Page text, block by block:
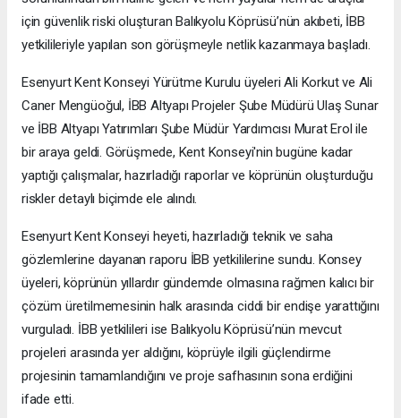
için güvenlik riski oluşturan Balıkyolu Köprüsü’nün akıbeti, İBB
yetkilileriyle yapılan son görüşmeyle netlik kazanmaya başladı.
Esenyurt Kent Konseyi Yürütme Kurulu üyeleri Ali Korkut ve Ali
Caner Mengüoğul, İBB Altyapı Projeler Şube Müdürü Ulaş Sunar
ve İBB Altyapı Yatırımları Şube Müdür Yardımcısı Murat Erol ile
bir araya geldi. Görüşmede, Kent Konseyi'nin bugüne kadar
yaptığı çalışmalar, hazırladığı raporlar ve köprünün oluşturduğu
riskler detaylı biçimde ele alındı.
Esenyurt Kent Konseyi heyeti, hazırladığı teknik ve saha
gözlemlerine dayanan raporu İBB yetkililerine sundu. Konsey
üyeleri, köprünün yıllardır gündemde olmasına rağmen kalıcı bir
çözüm üretilmemesinin halk arasında ciddi bir endişe yarattığını
vurguladı. İBB yetkilileri ise Balıkyolu Köprüsü’nün mevcut
projeleri arasında yer aldığını, köprüyle ilgili güçlendirme
projesinin tamamlandığını ve proje safhasının sona erdiğini
ifade etti.